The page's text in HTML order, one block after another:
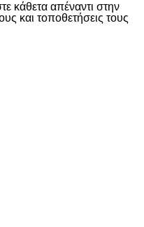
κάθετα απέναντι στην
και τοποθετήσεις τους